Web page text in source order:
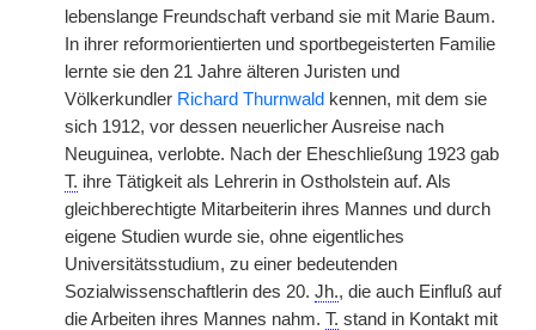
lebenslange Freundschaft verband sie mit Marie Baum.
In ihrer reformorientierten und sportbegeisterten Familie
lernte sie den 21 Jahre älteren Juristen und
Völkerkundler Richard Thurnwald kennen, mit dem sie
sich 1912, vor dessen neuerlicher Ausreise nach
Neuguinea, verlobte. Nach der Eheschließung 1923 gab
T. ihre Tätigkeit als Lehrerin in Ostholstein auf. Als
gleichberechtigte Mitarbeiterin ihres Mannes und durch
eigene Studien wurde sie, ohne eigentliches
Universitätsstudium, zu einer bedeutenden
Sozialwissenschaftlerin des 20. Jh., die auch Einfluß auf
die Arbeiten ihres Mannes nahm. T. stand in Kontakt mit